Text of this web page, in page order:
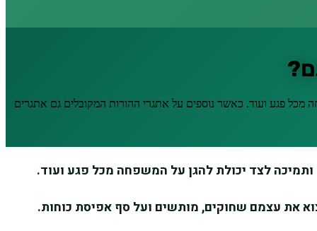
מכל פגע ועוד. כאשר נוספים על אתגרי ההורות המקובלים גם אתגרים
לצד יכולת להגן על המשפחה מכל פגע ועוד.
את עצמם שחוקים, מותשים ועל סף אפיסת כוחות.